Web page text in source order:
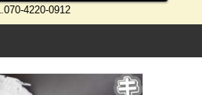
4220-0912